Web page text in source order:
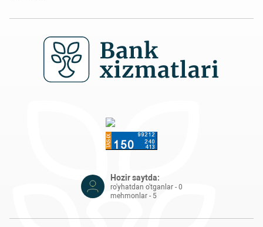
Hozir saytda:
ro'yhatdan o'tganlar - 0
mehmonlar - 5